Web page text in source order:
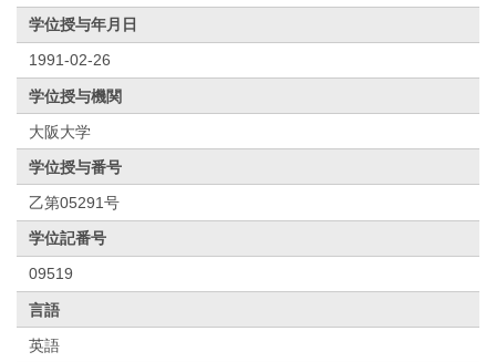
学位授与年月日
1991-02-26
学位授与機関
大阪大学
学位授与番号
乙第05291号
学位記番号
09519
言語
英語